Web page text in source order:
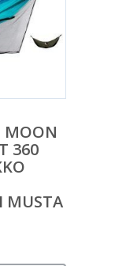
MOON
360
MUSTA